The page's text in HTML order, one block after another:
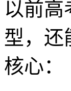
以前
型，还
核心：